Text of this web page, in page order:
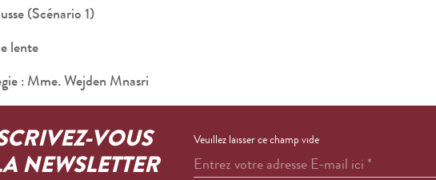
(Scénario 1)
lente
: Mme. Wejden Mnasri
VOUS
NEWSLETTER
Veuillez laisser ce champ vide
Entrez votre adresse E-mail ici*